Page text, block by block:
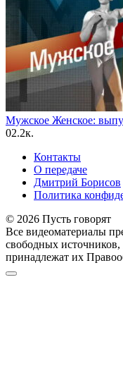
Мужское Женское:
02.2к.
Контакты
О передаче
Дмитрий Борисов
Политика
© 2026 Пусть говорят
Все видеоматериалы
свободных
принадлежат их